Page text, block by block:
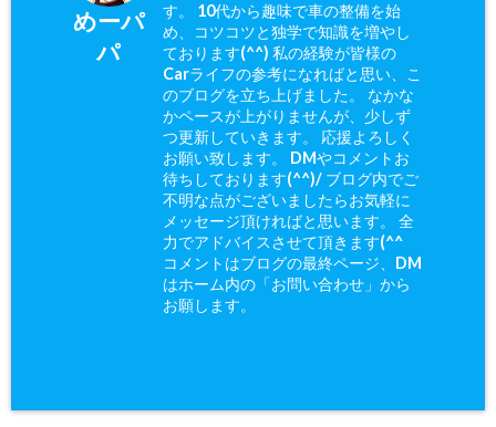
めーパ
パ
す。 10代から趣味で車の整備を始
め、コツコツと独学で知識を増やし
ております(^^) 私の経験が皆様の
Carライフの参考になればと思い、こ
のブログを立ち上げました。 なかな
かペースが上がりませんが、少しず
つ更新していきます。 応援よろしく
お願い致します。 DMやコメントお
待ちしております(^^)/ ブログ内でご
不明な点がございましたらお気軽に
メッセージ頂ければと思います。 全
力でアドバイスさせて頂きます(^^ゞ
コメントはブログの最終ページ、DM
はホーム内の「お問い合わせ」から
お願します。